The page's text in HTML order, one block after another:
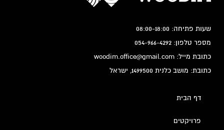
שעות פתיחה: 08:00-18:00
מספר טלפון: 054-966-4292
כתובת מייל: woodim.office@gmail.com
כתובת: מושב כלנית 1499500, ישראל
דף הבית
פרויקטים